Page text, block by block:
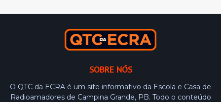
SOBRE NÓS
O QTC da ECRA é um site informativo da Escola e Casa de
Radioamadores de Campina Grande, PB. Todo o conteúdo